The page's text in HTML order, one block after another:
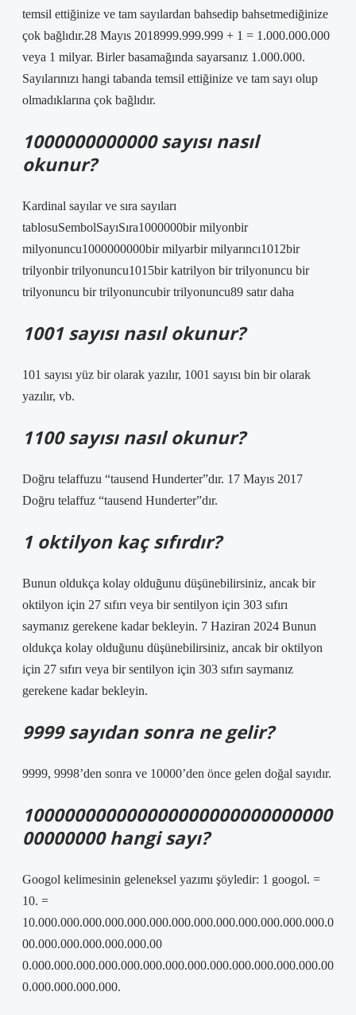
temsil ettiğinize ve tam sayılardan bahsedip bahsetmediğinize
çok bağlıdır.28 Mayıs 2018999.999.999 + 1 = 1.000.000.000
veya 1 milyar. Birler basamağında sayarsanız 1.000.000.
Sayılarınızı hangi tabanda temsil ettiğinize ve tam sayı olup
olmadıklarına çok bağlıdır.
1000000000000 sayısı nasıl
okunur?
Kardinal sayılar ve sıra sayıları
tablosuSembolSayıSıra1000000bir milyonbir
milyonuncu1000000000bir milyarbir milyarıncı1012bir
trilyonbir trilyonuncu1015bir katrilyon bir trilyonuncu bir
trilyonuncu bir trilyonuncubir trilyonuncu89 satır daha
1001 sayısı nasıl okunur?
101 sayısı yüz bir olarak yazılır, 1001 sayısı bin bir olarak
yazılır, vb.
1100 sayısı nasıl okunur?
Doğru telaffuzu “tausend Hunderter”dır. 17 Mayıs 2017
Doğru telaffuz “tausend Hunderter”dır.
1 oktilyon kaç sıfırdır?
Bunun oldukça kolay olduğunu düşünebilirsiniz, ancak bir
oktilyon için 27 sıfırı veya bir sentilyon için 303 sıfırı
saymanız gerekene kadar bekleyin. 7 Haziran 2024 Bunun
oldukça kolay olduğunu düşünebilirsiniz, ancak bir oktilyon
için 27 sıfırı veya bir sentilyon için 303 sıfırı saymanız
gerekene kadar bekleyin.
9999 sayıdan sonra ne gelir?
9999, 9998’den sonra ve 10000’den önce gelen doğal sayıdır.
100000000000000000000000000000
00000000 hangi sayı?
Googol kelimesinin geleneksel yazımı şöyledir: 1 googol. =
10. =
10.000.000.000.000.000.000.000.000.000.000.000.000.000.0
00.000.000.000.000.000.00
0.000.000.000.000.000.000.000.000.000.000.000.000.000.00
0.000.000.000.000.